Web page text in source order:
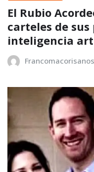
El Rubio
carteles de
inteligencia
Francomacorisanos